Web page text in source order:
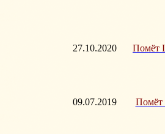
27.10.2020 Помёт
09.07.2019 Помёт